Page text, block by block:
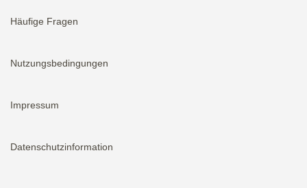
Häufige Fragen
Nutzungsbedingungen
Impressum
Datenschutzinformation